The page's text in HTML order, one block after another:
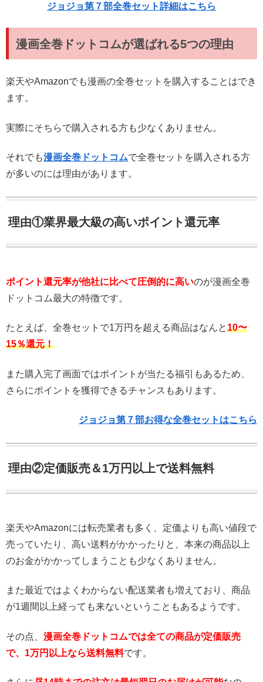
ジョジョ第７部全巻セット詳細はこちら
漫画全巻ドットコムが選ばれる5つの理由
楽天やAmazonでも漫画の全巻セットを購入することはでき
ます。
実際にそちらで購入される方も少なくありません。
それでも漫画全巻ドットコムで全巻セットを購入される方
が多いのには理由があります。
理由①業界最大級の高いポイント還元率
ポイント還元率が他社に比べて圧倒的に高いのが漫画全巻
ドットコム最大の特徴です。
たとえば、全巻セットで1万円を超える商品はなんと10〜
15％還元！
また購入完了画面ではポイントが当たる福引もあるため、
さらにポイントを獲得できるチャンスもあります。
ジョジョ第７部お得な全巻セットはこちら
理由②定価販売＆1万円以上で送料無料
楽天やAmazonには転売業者も多く、定価よりも高い値段で
売っていたり、高い送料がかかったりと、本来の商品以上
のお金がかかってしまうことも少なくありません。
また最近ではよくわからない配送業者も増えており、商品
が1週間以上経っても来ないということもあるようです。
その点、 漫画全巻ドットコムでは全ての商品が定価販売
で、1万円以上なら送料無料です。